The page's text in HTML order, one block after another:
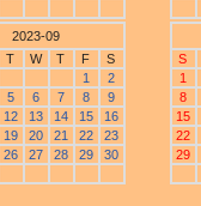
2023-09
T W T F
S
1
2
5 6 7 8
9
12 13 14 15
16
19 20 21 22
23
26 27 28 29 30
S
1
8
15
22
29